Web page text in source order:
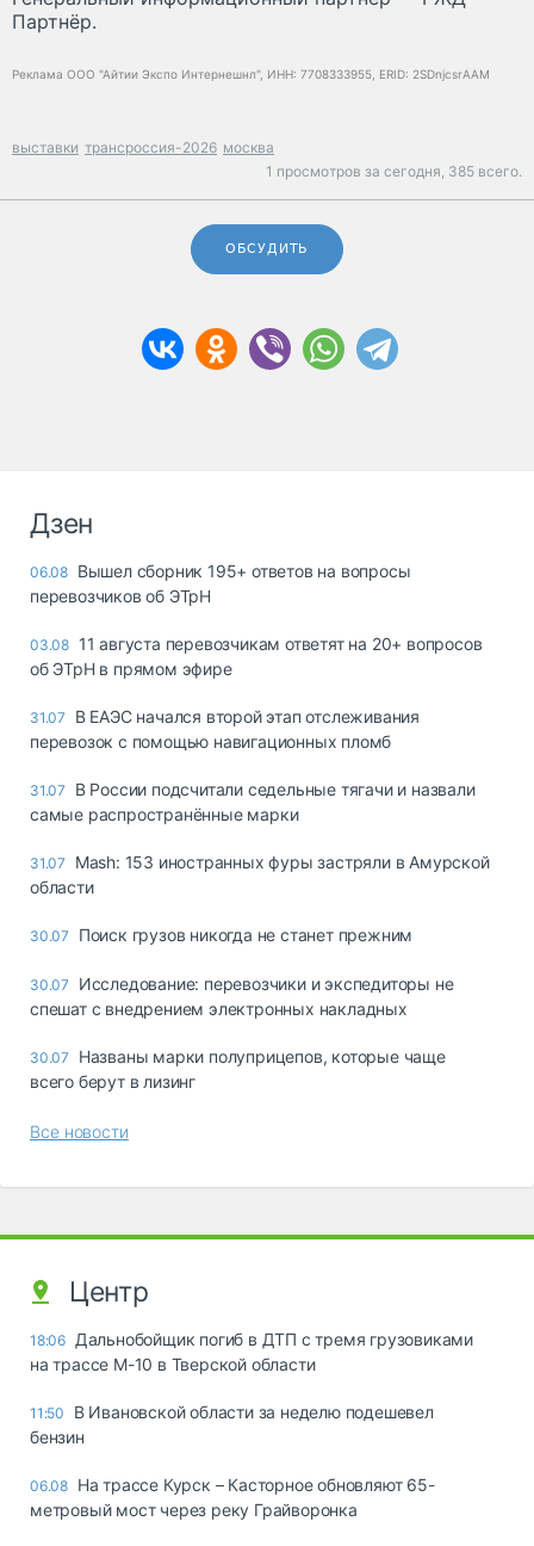
Партнёр.
Реклама ООО "Айтии Экспо Интернешнл", ИНН: 7708333955, ERID: 2SDnjcsrAAM
выставки трансроссия-2026 москва
1 просмотров за сегодня, 385 всего.
ОБСУДИТЬ
Дзен
06.08 Вышел сборник 195+ ответов на вопросы
перевозчиков об ЭТрН
03.08 11 августа перевозчикам ответят на 20+ вопросов
об ЭТрН в прямом эфире
31.07
В ЕАЭС начался второй этап отслеживания
перевозок с помощью навигационных пломб
31.07
В России подсчитали седельные тягачи и назвали
самые распространённые марки
31.07
Mash: 153 иностранных фуры застряли в Амурской
области
30.07 Поиск грузов никогда не станет прежним
30.07
Исследование: перевозчики и экспедиторы не
спешат с внедрением электронных накладных
30.07
Названы марки полуприцепов, которые чаще
всего берут в лизинг
Все новости
Центр
18:06 Дальнобойщик погиб в ДТП с тремя грузовиками
на трассе М-10 в Тверской области
11:50
В Ивановской области за неделю подешевел
бензин
06.08 На трассе Курск – Касторное обновляют 65-
метровый мост через реку Грайворонка